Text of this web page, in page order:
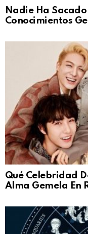
Nadie Ha Sacado
Conocimientos
Qué Celebridad
Alma Gemela En